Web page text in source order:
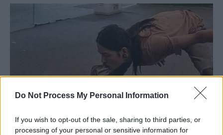
Do Not Process My Personal Information
If you wish to opt-out of the sale, sharing to third parties, or
processing of your personal or sensitive information for